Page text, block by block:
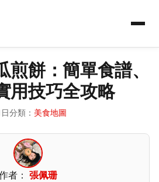
煎餅：簡單食譜、
用技巧全攻略
分類： 美食地圖
者： 張佩珊